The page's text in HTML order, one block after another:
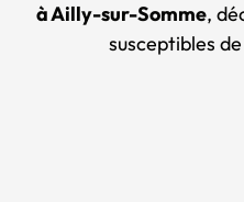
à Ailly-sur-Somme,
susceptibles